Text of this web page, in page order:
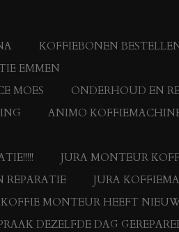
KOFFIEBONEN
EMMEN
MOES
ONDERHOUD EN
ANIMO
JURA MONTEUR
REPARATIE
JURA
MONTEUR HEEFT
DEZELFDE DAG